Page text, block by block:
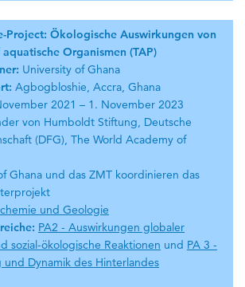
Project: Ökologische Auswirkungen von
Organismen (TAP)
University of Ghana
Agbogbloshie, Accra, Ghana
2021 – 1. November 2023
von Humboldt Stiftung, Deutsche
(DFG), The World Academy of
Ghana und das ZMT koordinieren das
und Geologie
PA2 - Auswirkungen globaler
sozial-ökologische Reaktionen und PA 3 -
und Dynamik des Hinterlandes